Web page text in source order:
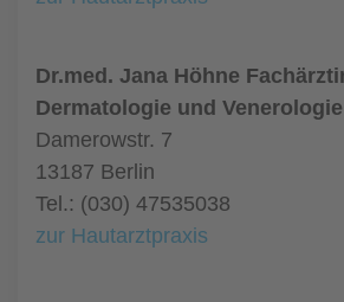
Dr.med. Jana Höhne
Dermatologie und Venerologie
Damerowstr. 7
13187 Berlin
Tel.: (030) 47535038
zur Hautarztpraxis